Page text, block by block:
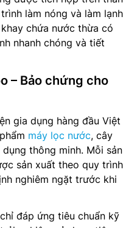
làm nóng và làm lạnh
chứa nước thừa có
nhanh chóng và tiết
– Bảo chứng cho
gia dụng hàng đầu Việt
máy lọc nước, cây
thông minh. Mỗi sản
sản xuất theo quy trình
nghiêm ngặt trước khi
đáp ứng tiêu chuẩn kỹ